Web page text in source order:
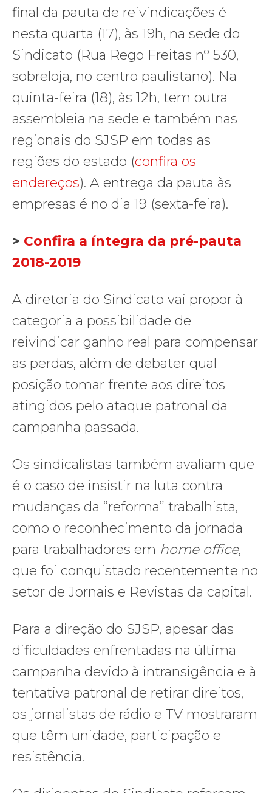
final da pauta de reivindicações é
nesta quarta (17), às 19h, na sede do
Sindicato (Rua Rego Freitas nº 530,
sobreloja, no centro paulistano). Na
quinta-feira (18), às 12h, tem outra
assembleia na sede e também nas
regionais do SJSP em todas as
regiões do estado (confira os
endereços). A entrega da pauta às
empresas é no dia 19 (sexta-feira).
> Confira a íntegra da pré-pauta
2018-2019
A diretoria do Sindicato vai propor à
categoria a possibilidade de
reivindicar ganho real para compensar
as perdas, além de debater qual
posição tomar frente aos direitos
atingidos pelo ataque patronal da
campanha passada.
Os sindicalistas também avaliam que
é o caso de insistir na luta contra
mudanças da “reforma” trabalhista,
como o reconhecimento da jornada
para trabalhadores em home office,
que foi conquistado recentemente no
setor de Jornais e Revistas da capital.
Para a direção do SJSP, apesar das
dificuldades enfrentadas na última
campanha devido à intransigência e à
tentativa patronal de retirar direitos,
os jornalistas de rádio e TV mostraram
que têm unidade, participação e
resistência.